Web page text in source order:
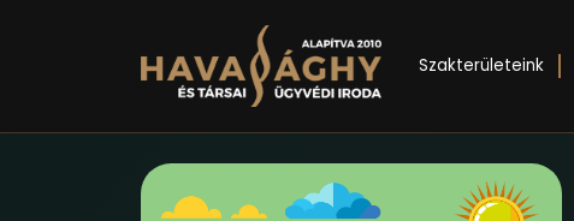
Szakterületeink